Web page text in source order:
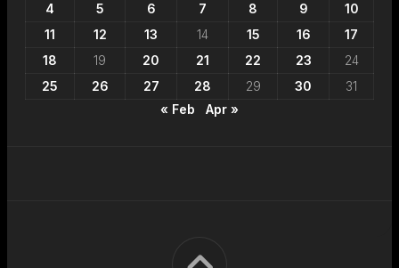
4
5 6 7 8 9
10
11
12 13 14 15 16
17
18
19 20 21 22 23
24
25
26 27 28 29 30
31
« Feb
Apr »